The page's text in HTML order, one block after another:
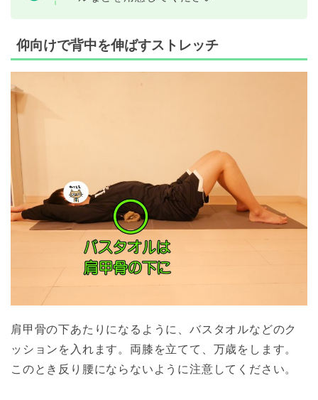
仰向けで背中を伸ばすストレッチ
肩甲骨の下あたりになるように、バスタオルなどのク
ッションを入れます。両膝を立てて、万歳をします。
このとき反り腰にならないように注意してください。